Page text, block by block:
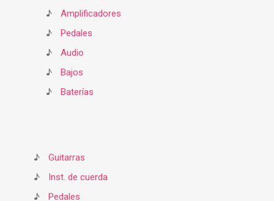
♪
Amplificadores
♪
Pedales
♪
Audio
♪
Bajos
♪
Baterías
♪
Guitarras
♪
Inst. de cuerda
♪
Pedales